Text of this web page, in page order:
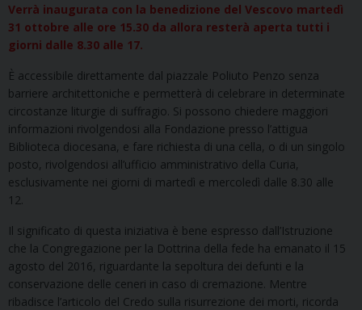
Verrà inaugurata con la benedizione del Vescovo martedì
31 ottobre alle ore 15.30 da allora resterà aperta tutti i
giorni dalle 8.30 alle 17.
È accessibile direttamente dal piazzale Poliuto Penzo senza
barriere architettoniche e permetterà di celebrare in determinate
circostanze liturgie di suffragio. Si possono chiedere maggiori
informazioni rivolgendosi alla Fondazione presso l’attigua
Biblioteca diocesana, e fare richiesta di una cella, o di un singolo
posto, rivolgendosi all’ufficio amministrativo della Curia,
esclusivamente nei giorni di martedì e mercoledì dalle 8.30 alle
12.
Il significato di questa iniziativa è bene espresso dall’Istruzione
che la Congregazione per la Dottrina della fede ha emanato il 15
agosto del 2016, riguardante la sepoltura dei defunti e la
conservazione delle ceneri in caso di cremazione. Mentre
ribadisce l’articolo del Credo sulla risurrezione dei morti, ricorda